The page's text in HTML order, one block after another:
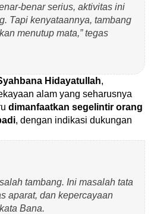
benar serius, aktivitas ini
Tapi kenyataannya, tambang
menutup mata,” tegas
Hidayatullah,
alam yang seharusnya
dimanfaatkan segelintir orang
, dengan indikasi dukungan
tambang. Ini masalah tata
aparat, dan kepercayaan
Bana.